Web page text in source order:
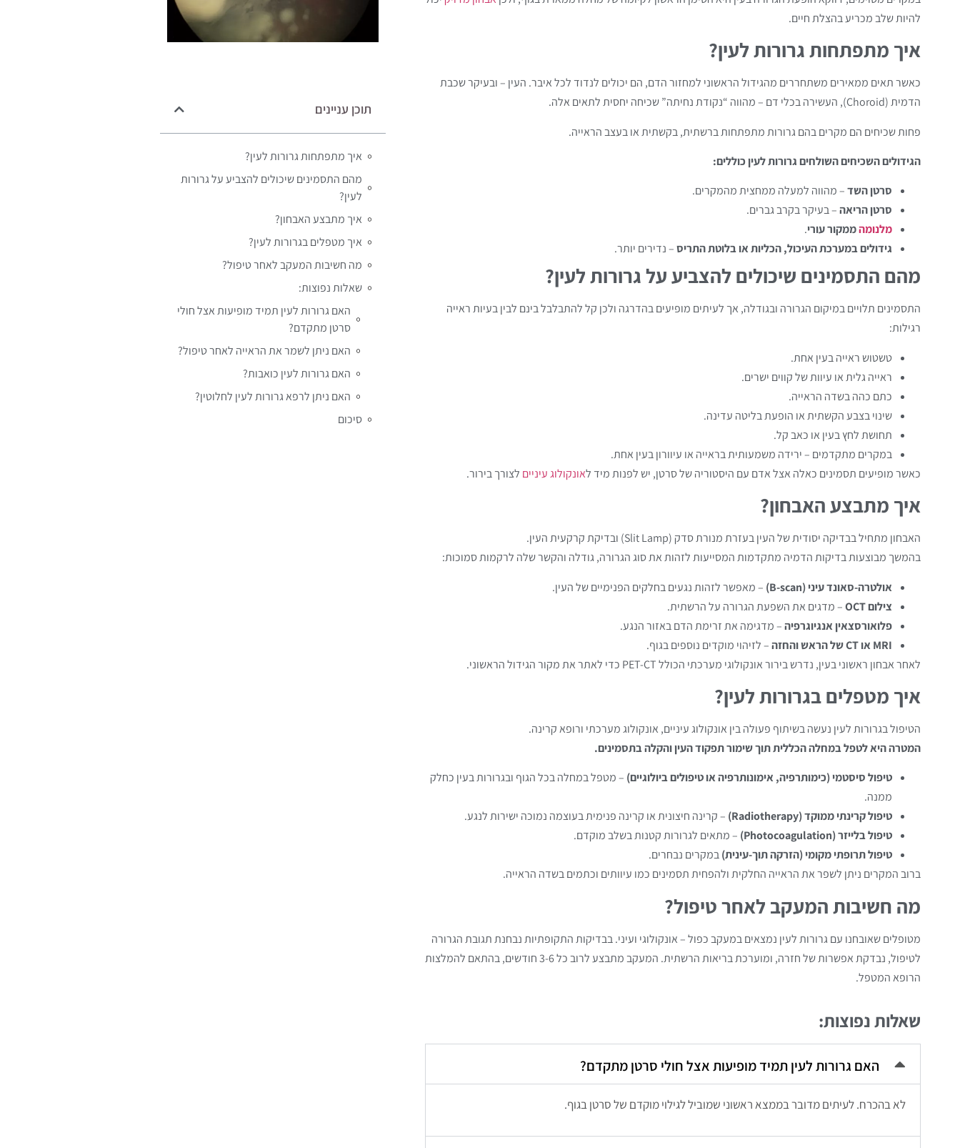
להיות שלב מכריע בהצלת חיים.
איך מתפתחות גרורות לעין?
כאשר תאים ממאירים משתחררים מהגידול הראשוני למחזור הדם, הם יכולים לנדוד לכל איבר. העין – ובעיקר שכבת
הדמית (Choroid), העשירה בכלי דם – מהווה “נקודת נחיתה” שכיחה יחסית לתאים אלה.
פחות שכיחים הם מקרים בהם גרורות מתפתחות ברשתית, בקשתית או בעצב הראייה.
הגידולים השכיחים השולחים גרורות לעין כוללים:
סרטן השד– מהווה למעלה ממחצית מהמקרים.
סרטן הריאה– בעיקר בקרב גברים.
מלנומהממקור עורי.
גידולים במערכת העיכול, הכליות או בלוטת התריס– נדירים יותר.
מהם התסמינים שיכולים להצביע על גרורות לעין?
התסמינים תלויים במיקום הגרורה ובגודלה, אך לעיתים מופיעים בהדרגה ולכן קל להתבלבל בינם לבין בעיות ראייה
רגילות:
טשטוש ראייה בעין אחת.
ראייה גלית או עיוות של קווים ישרים.
כתם כהה בשדה הראייה.
שינוי בצבע הקשתית או הופעת בליטה עדינה.
תחושת לחץ בעין או כאב קל.
במקרים מתקדמים – ירידה משמעותית בראייה או עיוורון בעין אחת.
כאשר מופיעים תסמינים כאלה אצל אדם עם היסטוריה של סרטן, יש לפנות מיד לאונקולוג עיניים לצורך בירור.
איך מתבצע האבחון?
האבחון מתחיל בבדיקה יסודית של העין בעזרת מנורת סדק (Slit Lamp) ובדיקת קרקעית העין.
בהמשך מבוצעות בדיקות הדמיה מתקדמות המסייעות לזהות את סוג הגרורה, גודלה והקשר שלה לרקמות סמוכות:
אולטרה-סאונד עיני (B-scan)
– מאפשר לזהות נגעים בחלקים הפנימיים של העין.
צילום OCT
– מדגים את השפעת הגרורה על הרשתית.
פלואורסצאין אנגיוגרפיה– מדגימה את זרימת הדם באזור הנגע.
MRI או CT של הראש והחזה
– לזיהוי מוקדים נוספים בגוף.
לאחר אבחון ראשוני בעין, נדרש בירור אונקולוגי מערכתי הכולל PET-CT כדי לאתר את מקור הגידול הראשוני.
איך מטפלים בגרורות לעין?
הטיפול בגרורות לעין נעשה בשיתוף פעולה בין אונקולוג עיניים, אונקולוג מערכתי ורופא קרינה.
המטרה היא לטפל במחלה הכללית תוך שימור תפקוד העין והקלה בתסמינים.
טיפול סיסטמי (כימותרפיה, אימונותרפיה או טיפולים ביולוגיים) – מטפל במחלה בכל הגוף ובגרורות בעין כחלק
ממנה.
טיפול קרינתי ממוקד (Radiotherapy)
– קרינה חיצונית או קרינה פנימית בעוצמה נמוכה ישירות לנגע.
טיפול בלייזר (Photocoagulation)
– מתאים לגרורות קטנות בשלב מוקדם.
טיפול תרופתי מקומי (הזרקה תוך-עינית)במקרים נבחרים.
ברוב המקרים ניתן לשפר את הראייה החלקית ולהפחית תסמינים כמו עיוותים וכתמים בשדה הראייה.
מה חשיבות המעקב לאחר טיפול?
מטופלים שאובחנו עם גרורות לעין נמצאים במעקב כפול – אונקולוגי ועיני. בבדיקות התקופתיות נבחנת תגובת הגרורה
לטיפול, נבדקת אפשרות של חזרה, ומוערכת בריאות הרשתית. המעקב מתבצע לרוב כל 3-6 חודשים, בהתאם להמלצות
הרופא המטפל.
שאלות נפוצות:
האם גרורות לעין תמיד מופיעות אצל חולי סרטן מתקדם?
לא בהכרח. לעיתים מדובר בממצא ראשוני שמוביל לגילוי מוקדם של סרטן בגוף.
תוכן עניינים
איך מתפתחות גרורות לעין?
מהם התסמינים שיכולים להצביע על גרורות
לעין?
איך מתבצע האבחון?
איך מטפלים בגרורות לעין?
מה חשיבות המעקב לאחר טיפול?
שאלות נפוצות:
האם גרורות לעין תמיד מופיעות אצל חולי
סרטן מתקדם?
האם ניתן לשמר את הראייה לאחר טיפול?
האם גרורות לעין כואבות?
האם ניתן לרפא גרורות לעין לחלוטין?
סיכום